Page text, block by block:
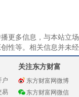
更多信息，与本站立
性等。相关信息并未
户
易
关注东方财富
东方财富网微博
东方财富网微信